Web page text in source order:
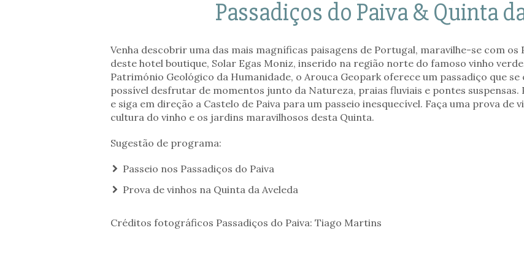
Passadiços do Paiva & Quinta
Venha descobrir uma das mais magníficas paisagens de Portugal, maravilhe-se com os
deste hotel boutique, Solar Egas Moniz, inserido na região norte do famoso vinho
Património Geológico da Humanidade, o Arouca Geopark oferece um passadiço que
possível desfrutar de momentos junto da Natureza, praias fluviais e pontes suspensas.
e siga em direção a Castelo de Paiva para um passeio inesquecível. Faça uma prova de
cultura do vinho e os jardins maravilhosos desta Quinta.
Sugestão de programa:
Passeio nos Passadiços do Paiva
Prova de vinhos na Quinta da Aveleda
Créditos fotográficos Passadiços do Paiva: Tiago Martins